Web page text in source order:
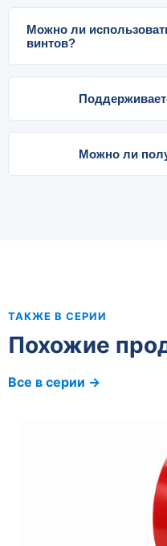
Можно ли
винтов?
Можно ли
ТАКЖЕ В СЕРИИ
Похожие
Все в серии →
Автомобильная PE